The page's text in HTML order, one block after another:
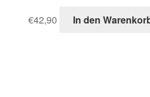
€42,90 In den